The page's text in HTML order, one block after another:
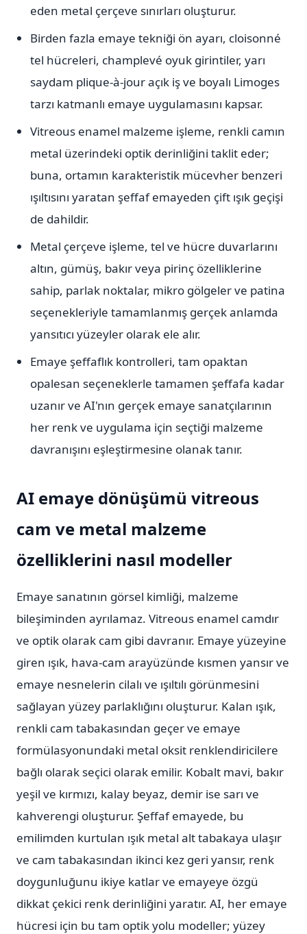
eden metal çerçeve sınırları oluşturur.
Birden fazla emaye tekniği ön ayarı, cloisonné
tel hücreleri, champlevé oyuk girintiler, yarı
saydam plique-à-jour açık iş ve boyalı Limoges
tarzı katmanlı emaye uygulamasını kapsar.
Vitreous enamel malzeme işleme, renkli camın
metal üzerindeki optik derinliğini taklit eder;
buna, ortamın karakteristik mücevher benzeri
ışıltısını yaratan şeffaf emayeden çift ışık geçişi
de dahildir.
Metal çerçeve işleme, tel ve hücre duvarlarını
altın, gümüş, bakır veya pirinç özelliklerine
sahip, parlak noktalar, mikro gölgeler ve patina
seçenekleriyle tamamlanmış gerçek anlamda
yansıtıcı yüzeyler olarak ele alır.
Emaye şeffaflık kontrolleri, tam opaktan
opalesan seçeneklerle tamamen şeffafa kadar
uzanır ve AI'nın gerçek emaye sanatçılarının
her renk ve uygulama için seçtiği malzeme
davranışını eşleştirmesine olanak tanır.
AI emaye dönüşümü vitreous
cam ve metal malzeme
özelliklerini nasıl modeller
Emaye sanatının görsel kimliği, malzeme
bileşiminden ayrılamaz. Vitreous enamel camdır
ve optik olarak cam gibi davranır. Emaye yüzeyine
giren ışık, hava-cam arayüzünde kısmen yansır ve
emaye nesnelerin cilalı ve ışıltılı görünmesini
sağlayan yüzey parlaklığını oluşturur. Kalan ışık,
renkli cam tabakasından geçer ve emaye
formülasyonundaki metal oksit renklendiricilere
bağlı olarak seçici olarak emilir. Kobalt mavi, bakır
yeşil ve kırmızı, kalay beyaz, demir ise sarı ve
kahverengi oluşturur. Şeffaf emayede, bu
emilimden kurtulan ışık metal alt tabakaya ulaşır
ve cam tabakasından ikinci kez geri yansır, renk
doygunluğunu ikiye katlar ve emayeye özgü
dikkat çekici renk derinliğini yaratır. AI, her emaye
hücresi için bu tam optik yolu modeller; yüzey